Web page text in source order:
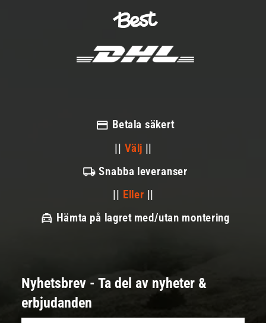
Betala säkert
|| Välj ||
Snabba leveranser
|| Eller ||
Hämta på lagret med/utan montering
Nyhetsbrev - Ta del av nyheter &
erbjudanden